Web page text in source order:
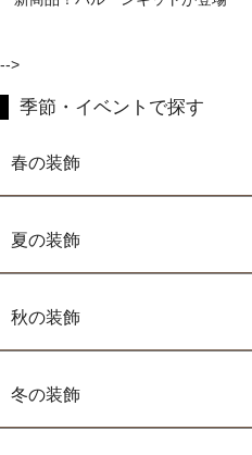
-->
季節・イベントで探す
春の装飾
夏の装飾
秋の装飾
冬の装飾